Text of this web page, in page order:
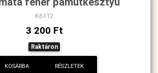
K6112
3 200 Ft
Raktáron
KOSÁRBA RÉSZLETEK